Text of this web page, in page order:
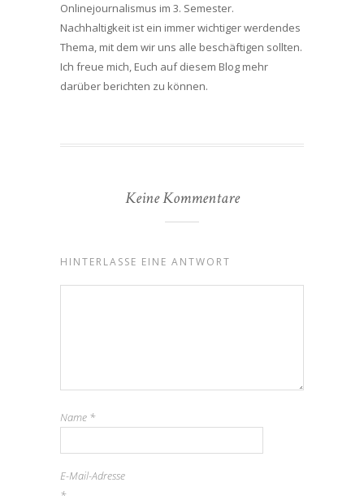
Onlinejournalismus im 3. Semester.
Nachhaltigkeit ist ein immer wichtiger werdendes
Thema, mit dem wir uns alle beschäftigen sollten.
Ich freue mich, Euch auf diesem Blog mehr
darüber berichten zu können.
Keine Kommentare
HINTERLASSE EINE ANTWORT
Name *
E-Mail-Adresse
*